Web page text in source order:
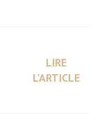
LIRE
L'ARTICLE